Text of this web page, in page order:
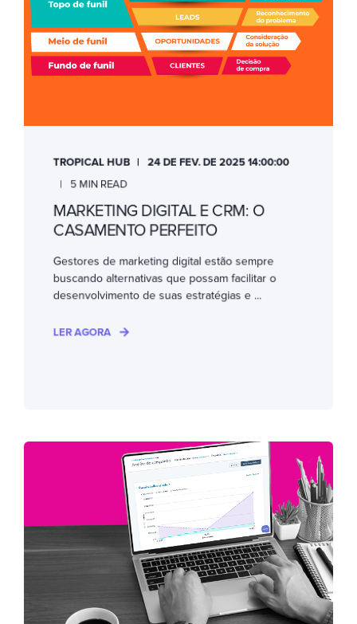
TROPICAL HUB 24 DE FEV. DE 2025 14:00:00
5 MIN READ
MARKETING DIGITAL E CRM: O
CASAMENTO PERFEITO
Gestores de marketing digital estão sempre
buscando alternativas que possam facilitar o
desenvolvimento de suas estratégias e ...
LER AGORA